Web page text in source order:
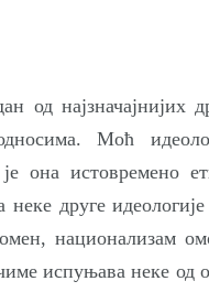
од
Моћ
она истовремено
друге
национализам
испуњава неке од